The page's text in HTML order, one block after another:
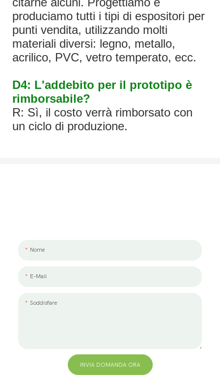
produciamo tutti i tipi di espositori per
punti vendita, utilizzando molti
materiali diversi: legno, metallo,
acrilico, PVC, vetro temperato, ecc.
D4: L'addebito per il prototipo è
rimborsabile?
R: Sì, il costo verrà rimborsato con
un ciclo di produzione.
Nome
E-Mail
Soddisfare
INVIA DOMANDA ORA